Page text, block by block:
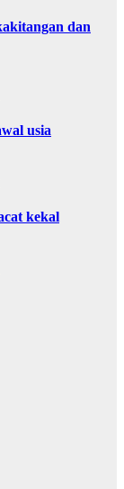
dan
usia
kekal